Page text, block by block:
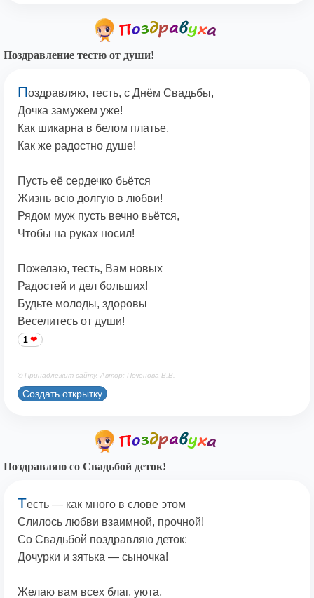
Поздравление тестю от души!
Поздравляю, тесть, с Днём Свадьбы,
Дочка замужем уже!
Как шикарна в белом платье,
Как же радостно душе!
Пусть её сердечко бьётся
Жизнь всю долгую в любви!
Рядом муж пусть вечно вьётся,
Чтобы на руках носил!
Пожелаю, тесть, Вам новых
Радостей и дел больших!
Будьте молоды, здоровы
Веселитесь от души!
1
© Принадлежит сайту. Автор: Печенова В.В.
Создать открытку
Поздравляю со Свадьбой деток!
Тесть — как много в слове этом
Слилось любви взаимной, прочной!
Со Свадьбой поздравляю деток:
Дочурки и зятька — сыночка!
Желаю вам всех благ, уюта,